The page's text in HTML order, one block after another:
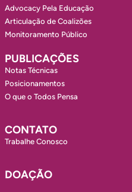
Advocacy Pela Educação
Articulação de Coalizões
Monitoramento Público
PUBLICAÇÕES
Notas Técnicas
Posicionamentos
O que o Todos Pensa
CONTATO
Trabalhe Conosco
DOAÇÃO